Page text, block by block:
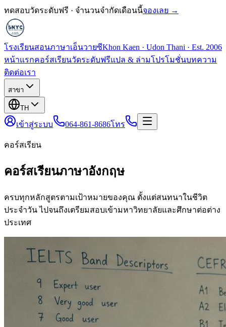
ทดสอบวัดระดับฟรี · จำนวนจำกัดเดือนนี้จองเลย →
โรงเรียนสอนภาษาเอ็นวายซีKhon Kaen · Udon Thani · Est. 2006
หน้าแรกคอร์สเรียนวัดระดับฟรีแปล & ล่ามโปรโมชั่นบทความ
ติดต่อเรา
สาขา
TH
เข้าสู่ระบบ 064-861-8686โทร
คอร์สเรียน
คอร์สเรียนภาษาอังกฤษ
ครบทุกหลักสูตรตามเป้าหมายของคุณ ตั้งแต่สนทนาในชีวิต
ประจำวัน ไปจนถึงเตรียมสอบเข้ามหาวิทยาลัยและศึกษาต่อต่าง
ประเทศ